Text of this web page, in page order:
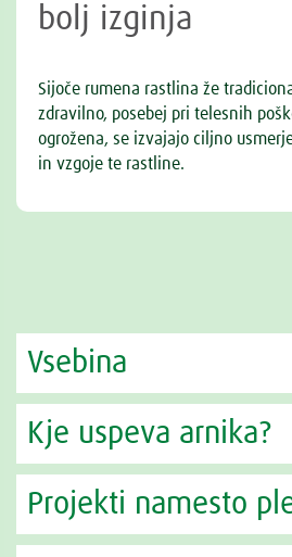
bolj izginja
Sijoče rumena rastlina že
zdravilno, posebej pri telesnih
ogrožena, se izvajajo ciljno
in vzgoje te rastline.
Vsebina
Kje uspeva arnika?
Projekti namesto